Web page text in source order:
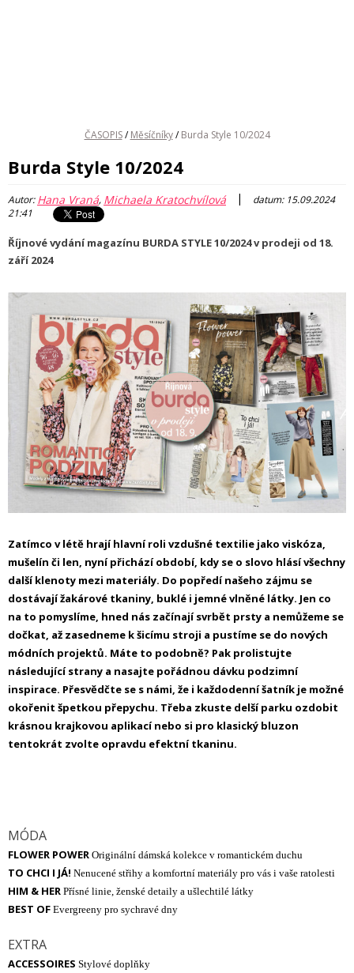
ČASOPIS / Měsíčníky / Burda Style 10/2024
Burda Style 10/2024
Autor:Hana Vraná, Michaela Kratochvílová |
datum: 15.09.2024
21:41
Říjnové vydání magazínu BURDA STYLE 10/2024 v prodeji od 18.
září 2024
Zatímco v létě hrají hlavní roli vzdušné textilie jako viskóza,
mušelín či len, nyní přichází období, kdy se o slovo hlásí všechny
další klenoty mezi materiály. Do popředí našeho zájmu se
dostávají žakárové tkaniny, buklé i jemné vlněné látky. Jen co
na to pomyslíme, hned nás začínají svrbět prsty a nemůžeme se
dočkat, až zasedneme k šicímu stroji a pustíme se do nových
módních projektů. Máte to podobně? Pak prolistujte
následující strany a nasajte pořádnou dávku podzimní
inspirace. Přesvědčte se s námi, že i každodenní šatník je možné
okořenit špetkou přepychu. Třeba zkuste delší parku ozdobit
krásnou krajkovou aplikací nebo si pro klasický bluzon
tentokrát zvolte opravdu efektní tkaninu.
MÓDA
FLOWER POWER Originální dámská kolekce v romantickém duchu
TO CHCI I JÁ! Nenucené střihy a komfortní materiály pro vás i vaše ratolesti
HIM & HER Přísné linie, ženské detaily a ušlechtilé látky
BEST OF Evergreeny pro sychravé dny
EXTRA
ACCESSOIRES Stylové doplňky